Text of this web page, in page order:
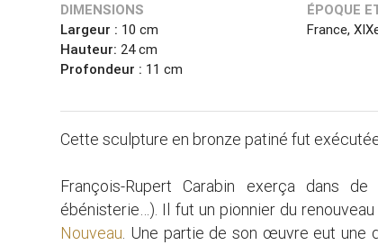
DIMENSIONS
Largeur : 10 cm
Hauteur: 24 cm
Profondeur : 11 cm
ÉPOQUE
France,
Cette sculpture en bronze patiné fut
François-Rupert Carabin exerça dans
ébénisterie…). Il fut un pionnier du
Nouveau. Une partie de son œuvre eut une